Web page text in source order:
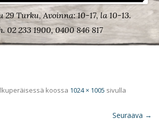
29 Turku, Avoinna: 10-17, la 10-13.
02 233 1900, 0400 846 817
koossa 1024 × 1005 sivulla
Seuraava →